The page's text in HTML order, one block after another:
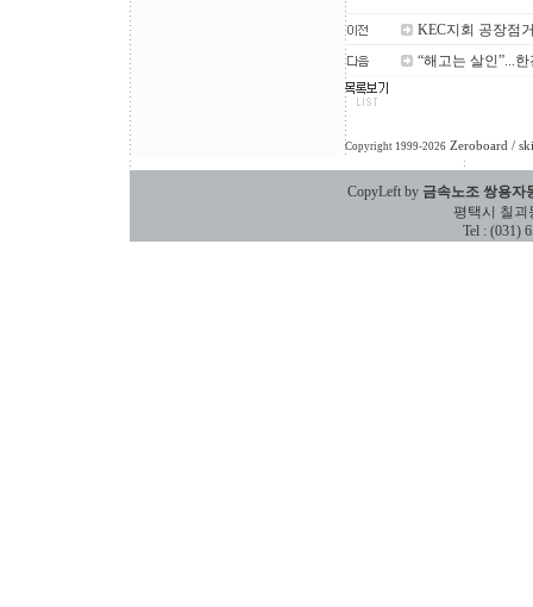
KEC지회 공장점
“해고는 살인”...
Copyright 1999-2026 Zeroboard /
CopyLeft by 금속노조 쌍용자
평택시 칠괴동
Tel : (031)